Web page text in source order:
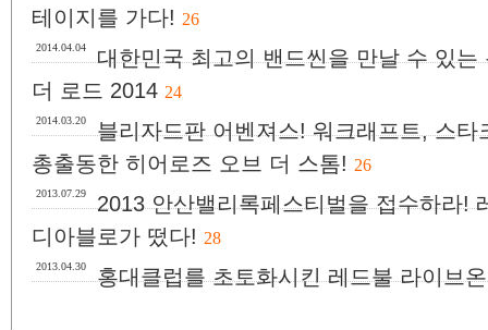
테이지를 가다! 26
2014.04.04
대한민국 최고의 밴드씬을 만날 수 있
더 로드 2014 24
2014.03.20
블리자드판 어벤져스! 워크래프트, 스
총출동한 히어로즈 오브 더 스톰! 26
2013.07.29
2013 안산밸리록페스티벌을 접수하라!
디아블로가 떴다! 28
2013.04.30 홍대클럽를 초토화시킨 레드불 라이브